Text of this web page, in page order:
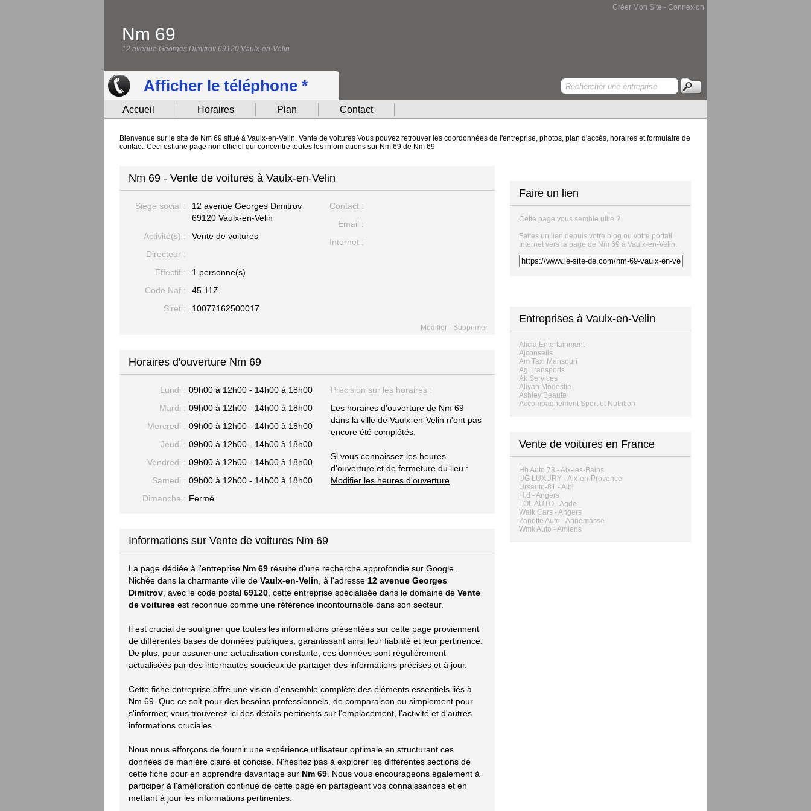
Créer Mon Site - Connexion
Nm 69
12 avenue Georges Dimitrov 69120 Vaulx-en-Velin
Afficher le téléphone *
Accueil Horaires Plan Contact
Bienvenue sur le site de Nm 69 situé à Vaulx-en-Velin. Vente de voitures Vous pouvez retrouver les coordonnées de l'entreprise, photos, plan d'accès, horaires et formulaire de
contact. Ceci est une page non officiel qui concentre toutes les informations sur Nm 69 de Nm 69
Nm 69 - Vente de voitures à Vaulx-en-Velin
Siege social :
12 avenue Georges Dimitrov
69120 Vaulx-en-Velin
Activité(s) :
Vente de voitures
Directeur :
Effectif :
1 personne(s)
Code Naf :
45.11Z
Siret :
10077162500017
Contact :
Email :
Internet :
Modifier - Supprimer
Horaires d'ouverture Nm 69
Lundi : 09h00 à 12h00 - 14h00 à 18h00
Mardi : 09h00 à 12h00 - 14h00 à 18h00
Mercredi : 09h00 à 12h00 - 14h00 à 18h00
Jeudi : 09h00 à 12h00 - 14h00 à 18h00
Vendredi : 09h00 à 12h00 - 14h00 à 18h00
Samedi : 09h00 à 12h00 - 14h00 à 18h00
Dimanche : Fermé
Précision sur les horaires :
Les horaires d'ouverture de Nm 69
dans la ville de Vaulx-en-Velin n'ont pas
encore été complétés.
Si vous connaissez les heures
d'ouverture et de fermeture du lieu :
Modifier les heures d'ouverture
Informations sur Vente de voitures Nm 69
La page dédiée à l'entreprise Nm 69 résulte d'une recherche approfondie sur Google.
Nichée dans la charmante ville de Vaulx-en-Velin , à l'adresse 12 avenue Georges
Dimitrov , avec le code postal 69120 , cette entreprise spécialisée dans le domaine de Vente
de voitures est reconnue comme une référence incontournable dans son secteur.
Il est crucial de souligner que toutes les informations présentées sur cette page proviennent
de différentes bases de données publiques, garantissant ainsi leur fiabilité et leur pertinence.
De plus, pour assurer une actualisation constante, ces données sont régulièrement
actualisées par des internautes soucieux de partager des informations précises et à jour.
Cette fiche entreprise offre une vision d'ensemble complète des éléments essentiels liés à
Nm 69. Que ce soit pour des besoins professionnels, de comparaison ou simplement pour
s'informer, vous trouverez ici des détails pertinents sur l'emplacement, l'activité et d'autres
informations cruciales.
Nous nous efforçons de fournir une expérience utilisateur optimale en structurant ces
données de manière claire et concise. N'hésitez pas à explorer les différentes sections de
cette fiche pour en apprendre davantage sur Nm 69 . Nous vous encourageons également à
participer à l'amélioration continue de cette page en partageant vos connaissances et en
mettant à jour les informations pertinentes.
Faire un lien
Cette page vous semble utile ?
Faites un lien depuis votre blog ou votre portail
Internet vers la page de Nm 69 à Vaulx-en-Velin.
Entreprises à Vaulx-en-Velin
Alicia Entertainment
Ajconseils
Am Taxi Mansouri
Ag Transports
Ak Services
Aliyah Modestie
Ashley Beaute
Accompagnement Sport et Nutrition
Vente de voitures en France
Hh Auto 73 - Aix-les-Bains
UG LUXURY - Aix-en-Provence
Ursauto-81 - Albi
H.d - Angers
LOL AUTO - Agde
Walk Cars - Angers
Zanotte Auto - Annemasse
Wmk Auto - Amiens